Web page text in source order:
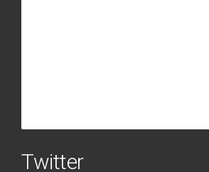
Twitter